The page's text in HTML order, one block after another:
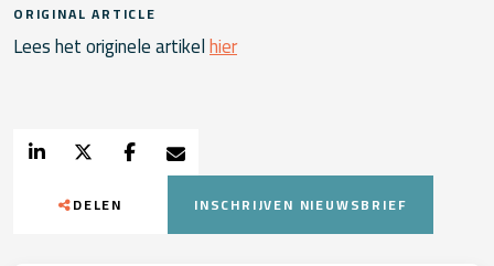
ORIGINAL ARTICLE
Lees het originele artikelhier
DELEN INSCHRIJVEN NIEUWSBRIEF